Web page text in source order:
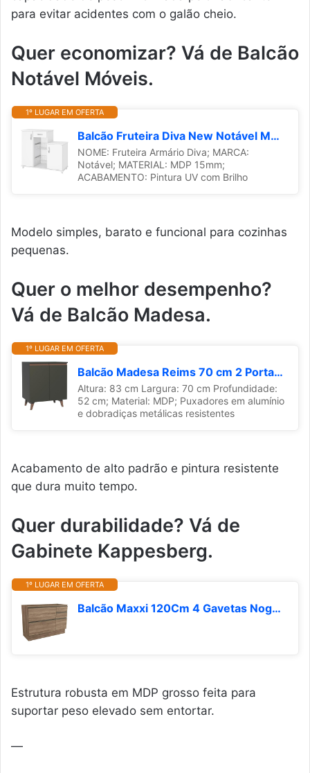
para evitar acidentes com o galão cheio.
Quer economizar? Vá de Balcão
Notável Móveis.
1º LUGAR EM OFERTA
Balcão Fruteira Diva New Notável Móveis
NOME: Fruteira Armário Diva; MARCA:
Notável; MATERIAL: MDP 15mm;
ACABAMENTO: Pintura UV com Brilho
Modelo simples, barato e funcional para cozinhas
pequenas.
Quer o melhor desempenho?
Vá de Balcão Madesa.
1º LUGAR EM OFERTA
Balcão Madesa Reims 70 cm 2 Portas - Preto
Altura: 83 cm Largura: 70 cm Profundidade:
52 cm; Material: MDP; Puxadores em alumínio
e dobradiças metálicas resistentes
Acabamento de alto padrão e pintura resistente
que dura muito tempo.
Quer durabilidade? Vá de
Gabinete Kappesberg.
1º LUGAR EM OFERTA
Balcão Maxxi 120Cm 4 Gavetas Nogal G746 Kappesberg
Estrutura robusta em MDP grosso feita para
suportar peso elevado sem entortar.
—